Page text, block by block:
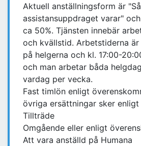
Aktuell anställningsform är
assistansuppdraget varar"
ca 50%. Tjänsten innebär
och kvällstid. Arbetstiderna
på helgerna och kl. 17:00-
och man arbetar båda
vardag per vecka.
Fast timlön enligt
övriga ersättningar sker
Tillträde
Omgående eller enligt
Att vara anställd på Humana